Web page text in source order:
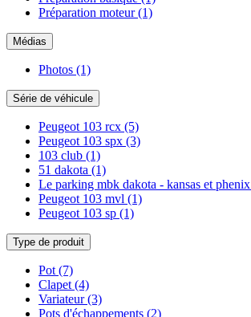
Préparation moteur(1)
Médias
Photos (1)
Série de véhicule
Peugeot 103 rcx (5)
Peugeot 103 spx (3)
103 club (1)
51 dakota (1)
Le parking mbk dakota - kansas et phenix
Peugeot 103 mvl (1)
Peugeot 103 sp (1)
Type de produit
Pot (7)
Clapet (4)
Variateur(3)
Pots d'échappements (2)